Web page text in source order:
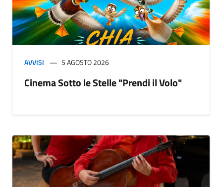
AVVISI 5 AGOSTO 2026
Cinema Sotto le Stelle "Prendi il Volo"